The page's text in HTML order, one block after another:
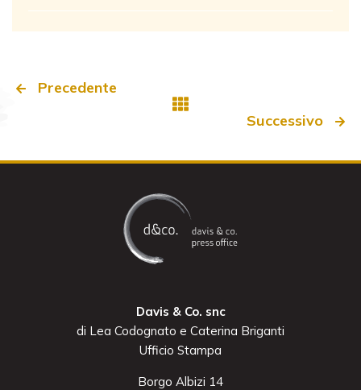
Precedente
Successivo
Davis & Co. snc
di Lea Codognato e Caterina Briganti
Ufficio Stampa
Borgo Albizi 14